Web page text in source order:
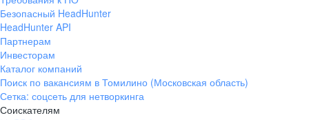
Безопасный HeadHunter
HeadHunter API
Партнерам
Инвесторам
Каталог компаний
Поиск по вакансиям в Томилино (Московская область)
Сетка: соцсеть для нетворкинга
Соискателям